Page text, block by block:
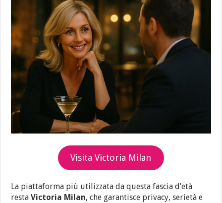
Visita Victoria Milan
La piattaforma più utilizzata da questa fascia d’età
restaVictoria Milan, che garantisce privacy, serietà e